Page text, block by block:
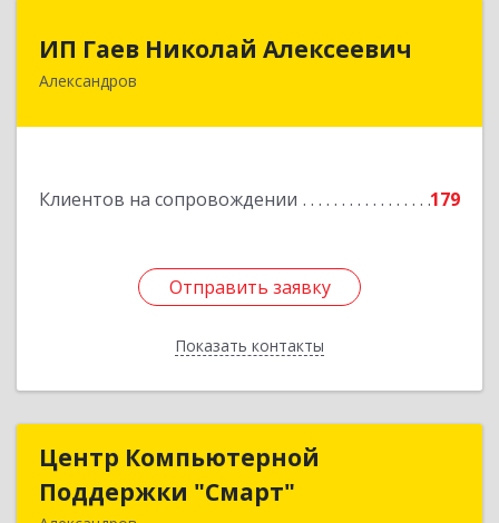
ИП Гаев Николай Алексеевич
Александров
Клиентов на сопровождении 179
Отправить заявку
Показать контакты
ИП Гаев Николай Алексеевич
601650, Владимирская обл, Александровский р-
Отправить заявку
Назад
Центр Компьютерной
Поддержки "Смарт"
Центр Компьютерной
Поддержки "Смарт"